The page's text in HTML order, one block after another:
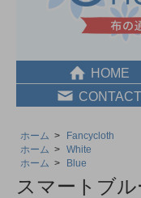
HOME
CONTACT
ホーム >
Fancycloth
ホーム > White
ホーム > Blue
スマートブ